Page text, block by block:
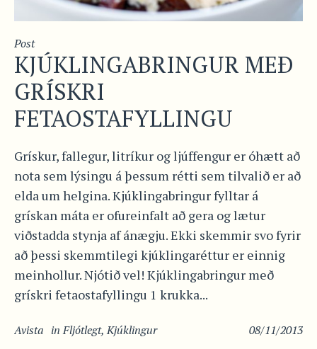
Post
KJÚKLINGABRINGUR MEÐ
GRÍSKRI
FETAOSTAFYLLINGU
Grískur, fallegur, litríkur og ljúffengur er óhætt að
nota sem lýsingu á þessum rétti sem tilvalið er að
elda um helgina. Kjúklingabringur fylltar á
grískan máta er ofureinfalt að gera og lætur
viðstadda stynja af ánægju. Ekki skemmir svo fyrir
að þessi skemmtilegi kjúklingaréttur er einnig
meinhollur. Njótið vel! Kjúklingabringur með
grískri fetaostafyllingu 1 krukka...
08/11/2013
Avista inFljótlegt,Kjúklingur